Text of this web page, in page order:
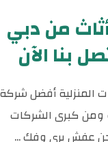
من دبي
بنا الآن
المنزلية أفضل شركة
ومن كبرى الشركات
عفش بري وفك ...